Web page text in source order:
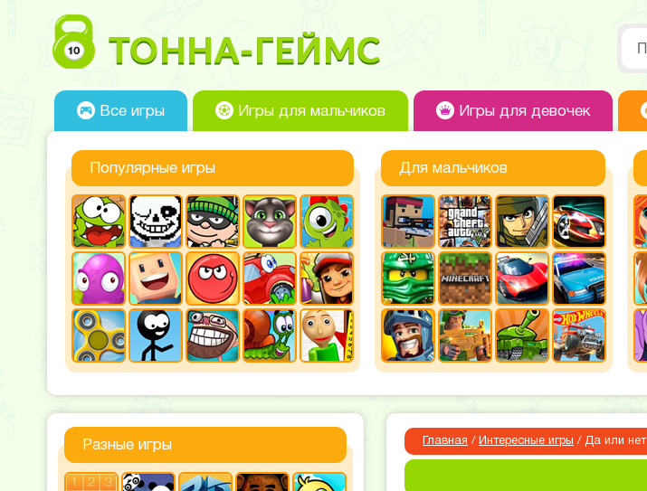
Все игры Игры для мальчиков Игры для девочек
Популярные игры Для мальчиков
Разные игры Главная / Интересные игры / Да или нет